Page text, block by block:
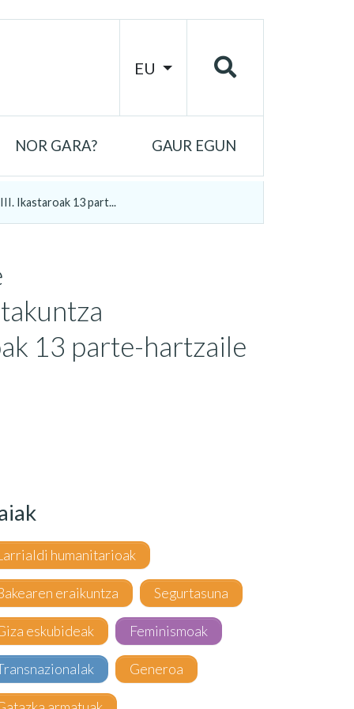
EU
NOR GARA? GAUR EGUN
Ikastaroak 13 part...
13 parte-hartzaile
humanitarioak
eraikuntza Segurtasuna
eskubideak Feminismoak
Generoa